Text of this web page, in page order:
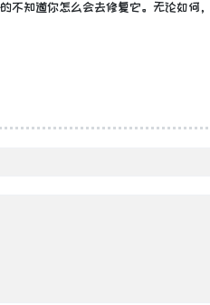
知道你怎么会去修复它。 无论如何，